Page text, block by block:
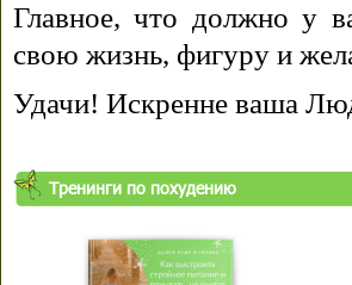
Главное, что должно у
свою жизнь, фигуру и
Удачи! Искренне ваша
Тренинги по похудению